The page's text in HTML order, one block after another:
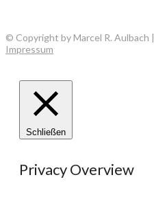
© Copyright by Marcel R. Aulbach |
Impressum
Schließen
Privacy Overview